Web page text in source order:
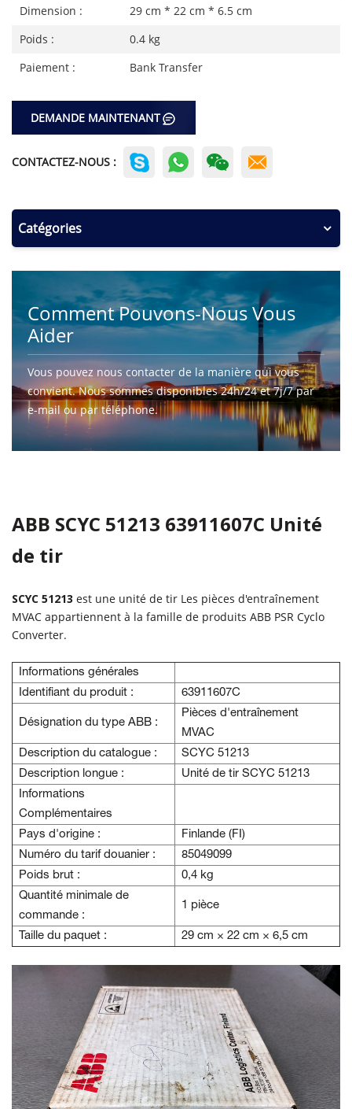
Dimension :
29 cm * 22 cm * 6.5 cm
Poids :
0.4 kg
Paiement :
Bank Transfer
DEMANDE MAINTENANT
CONTACTEZ-NOUS :
Catégories
Comment Pouvons-Nous Vous
Aider
Vous pouvez nous contacter de la manière qui vous
convient. Nous sommes disponibles 24h/24 et 7j/7 par
e-mail ou par téléphone.
CONTACTEZ-NOUS
ABB SCYC 51213 63911607C Unité
de tir
SCYC 51213 est une unité de tir Les pièces d'entraînement
MVAC appartiennent à la famille de produits ABB PSR Cyclo
Converter.
Informations générales
Identifiant du produit :
63911607C
Désignation du type ABB :
Pièces d'entraînement
MVAC
Description du catalogue :
SCYC 51213
Description longue :
Unité de tir SCYC 51213
Informations
Complémentaires
Pays d'origine :
Finlande (FI)
Numéro du tarif douanier :
85049099
Poids brut :
0,4 kg
Quantité minimale de
commande :
1 pièce
Taille du paquet : 29 cm × 22 cm × 6,5 cm